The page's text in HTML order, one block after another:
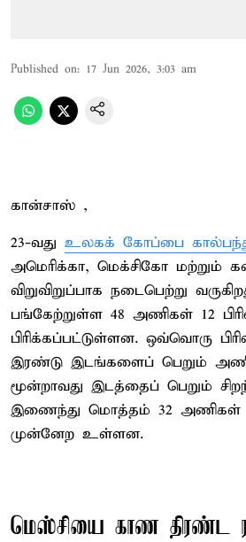
Published on: 17 Jun 2026, 3:03 am
கான்சாஸ் ,
23-வது உலகக் கோப்பை
அமெரிக்கா, மெக்சிகோ மற்றும்
விறுவிறுப்பாக நடைபெற்று
பங்கேற்றுள்ள 48 அணிகள் 12
பிரிக்கப்பட்டுள்ளன. ஒவ்வொரு
இரண்டு இடங்களைப் பெறும்
மூன்றாவது இடத்தைப் பெறும்
இணைந்து மொத்தம் 32 அணிகள்
முன்னேற உள்ளன.
மெஸ்சியை காண திரண்ட